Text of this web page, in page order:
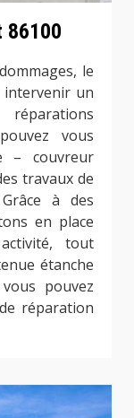
86100
le
intervenir un
vous
– couvreur
travaux de
à des
en place
tout
étanche
pouvez
réparation